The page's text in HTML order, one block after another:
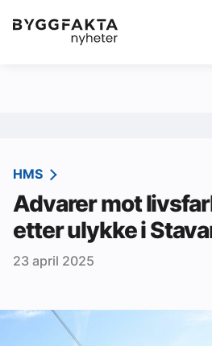
Kategorier Jobbmarkedet
Redaksjonen
Om Byggfakta
Annonsere
Abonnere
HMS
Advarer mot
etter ulykke i
23 april 2025